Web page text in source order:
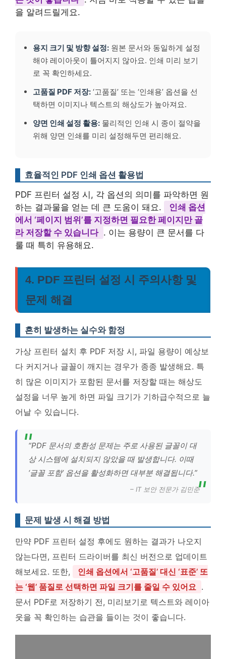
을 알려드릴게요.
용지 크기 및 방향 설정: 원본 문서와 동일하게 설정
해야 레이아웃이 틀어지지 않아요. 인쇄 미리 보기
로 꼭 확인하세요.
고품질 PDF 저장: ‘고품질’ 또는 ‘인쇄용’ 옵션을 선
택하면 이미지나 텍스트의 해상도가 높아져요.
양면 인쇄 설정 활용: 물리적인 인쇄 시 종이 절약을
위해 양면 인쇄를 미리 설정해두면 편리해요.
효율적인 PDF 인쇄 옵션 활용법
PDF 프린터 설정 시, 각 옵션의 의미를 파악하면 원
하는 결과물을 얻는 데 큰 도움이 돼요.
인쇄 옵션
에서 ‘페이지 범위’를 지정하면 필요한 페이지만 골
라 저장할 수 있습니다 . 이는 용량이 큰 문서를 다
룰 때 특히 유용해요.
4. PDF 프린터 설정 시 주의사항 및
문제 해결
흔히 발생하는 실수와 함정
가상 프린터 설치 후 PDF 저장 시, 파일 용량이 예상보
다 커지거나 글꼴이 깨지는 경우가 종종 발생해요. 특
히 많은 이미지가 포함된 문서를 저장할 때는 해상도
설정을 너무 높게 하면 파일 크기가 기하급수적으로 늘
어날 수 있습니다.
“PDF 문서의 호환성 문제는 주로 사용된 글꼴이 대
상 시스템에 설치되지 않았을 때 발생합니다. 이때
‘글꼴 포함’ 옵션을 활성화하면 대부분 해결됩니다.”
– IT 보안 전문가 김민준
문제 발생 시 해결 방법
만약 PDF 프린터 설정 후에도 원하는 결과가 나오지
않는다면, 프린터 드라이버를 최신 버전으로 업데이트
해보세요. 또한,
인쇄 옵션에서 ‘고품질’ 대신 ‘표준’ 또
는 ‘웹’ 품질로 선택하면 파일 크기를 줄일 수 있어요 .
문서 PDF로 저장하기 전, 미리보기로 텍스트와 레이아
웃을 꼭 확인하는 습관을 들이는 것이 좋습니다.